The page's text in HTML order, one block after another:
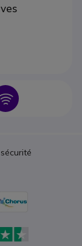
Icon